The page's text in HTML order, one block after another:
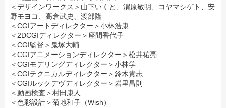
＜デザインワークス＞山下いくと、渭原敏明、コヤマシゲト、安
野モヨコ、高倉武史、渡部隆
＜CGIアートディレクター＞小林浩康
＜2DCGIディレクター＞座間香代子
＜CGI監督＞鬼塚大輔
＜CGIアニメーションディレクター＞松井祐亮
＜CGIモデリングディレクター＞小林学
＜CGIテクニカルディレクター＞鈴木貴志
＜CGIルックデヴディレクター＞岩里昌則
＜動画検査＞村田康人
＜色彩設計＞菊地和子（Wish）